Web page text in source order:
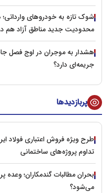
شوک تازه به خودروهای وارداتی؛
محدودیت جدید مناطق آزاد هم
جریمه‌ای دارد؟
پربازدیدها
طرح ویژه فروش اعتباری فولاد
تداوم پروژه‌های ساختمانی
می‌شود؟